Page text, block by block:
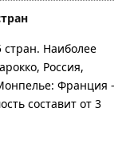
Наиболее
Россия,
Франция -
составит от 3